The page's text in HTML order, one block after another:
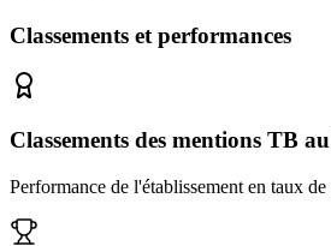
Classements et performances
Classements des mentions TB
Performance de l'établissement en taux